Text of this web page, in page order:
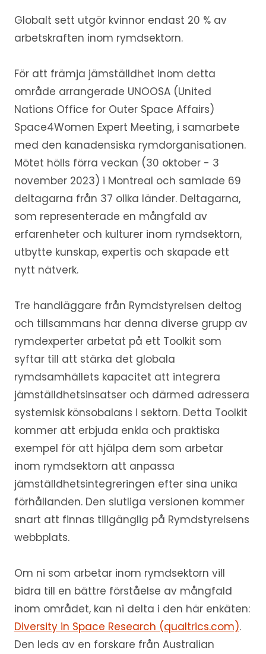
Globalt sett utgör kvinnor endast 20 % av
arbetskraften inom rymdsektorn.
För att främja jämställdhet inom detta
område arrangerade UNOOSA (United
Nations Office for Outer Space Affairs)
Space4Women Expert Meeting, i samarbete
med den kanadensiska rymdorganisationen.
Mötet hölls förra veckan (30 oktober - 3
november 2023) i Montreal och samlade 69
deltagarna från 37 olika länder. Deltagarna,
som representerade en mångfald av
erfarenheter och kulturer inom rymdsektorn,
utbytte kunskap, expertis och skapade ett
nytt nätverk.
Tre handläggare från Rymdstyrelsen deltog
och tillsammans har denna diverse grupp av
rymdexperter arbetat på ett Toolkit som
syftar till att stärka det globala
rymdsamhällets kapacitet att integrera
jämställdhetsinsatser och därmed adressera
systemisk könsobalans i sektorn. Detta Toolkit
kommer att erbjuda enkla och praktiska
exempel för att hjälpa dem som arbetar
inom rymdsektorn att anpassa
jämställdhetsintegreringen efter sina unika
förhållanden. Den slutliga versionen kommer
snart att finnas tillgänglig på Rymdstyrelsens
webbplats.
Om ni som arbetar inom rymdsektorn vill
bidra till en bättre förståelse av mångfald
inom området, kan ni delta i den här enkäten:
Diversity in Space Research (qualtrics.com).
Den leds av en forskare från Australian